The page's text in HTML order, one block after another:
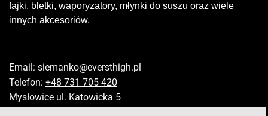
fajki, bletki, waporyzatory, młynki do suszu oraz wiele
innych akcesoriów.
Email: siemanko@eversthigh.pl
Telefon: +48 731 705 420
Mysłowice ul. Katowicka 5